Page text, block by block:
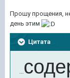
Прошу прощения,
день этим
Цитата